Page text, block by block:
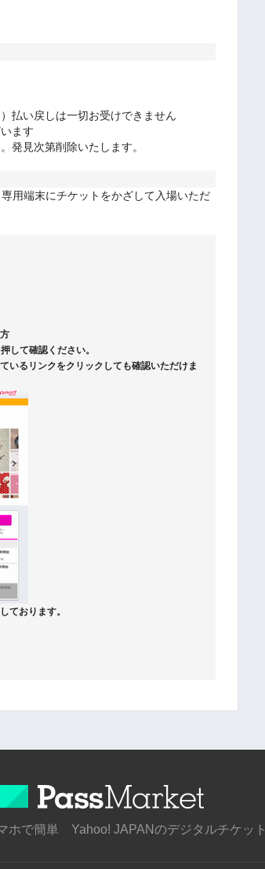
払い戻しは一切お受けできません
ます
発見次第削除いたします。
用端末にチケットをかざして入場いただ
して確認ください。
いるリンクをクリックしても確認いただけま
ております。
ホで簡単 Yahoo! JAPANのデジタルチケット